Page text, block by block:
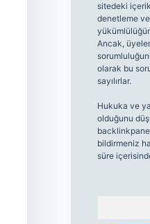
sitedeki
denetleme
Ancak,
olarak bu
sayılırlar.
Hukuka ve
olduğunu
bildirmeniz
süre